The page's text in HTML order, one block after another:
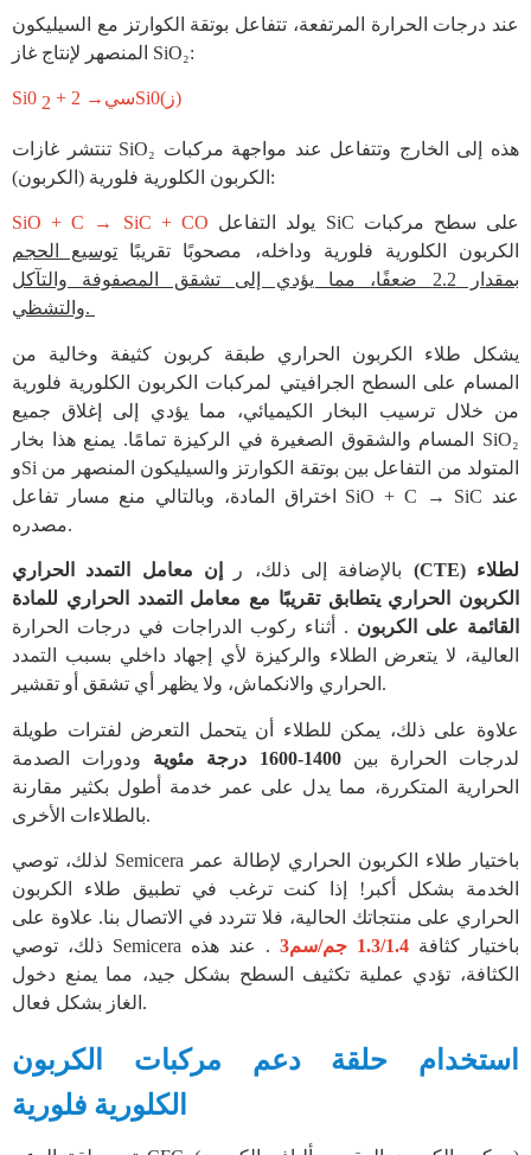
عند درجات الحرارة المرتفعة، تتفاعل بوتقة الكوارتز مع السيليكون
المنصهر لإنتاج غاز SiO₂:
Si0 2 + سي→ 2Si0(ز)
تنتشر غازات SiO₂ هذه إلى الخارج وتتفاعل عند مواجهة مركبات
الكربون الكلورية فلورية (الكربون):
SiO + C → SiC + CO
الكربون الكلورية فلورية وداخله، مصحوبًا تقريبًا توسيع الحجم
بمقدار 2.2 ضعفًا، مما يؤدي إلى تشقق المصفوفة والتآكل
والتشظي.
يشكل طلاء الكربون الحراري طبقة كربون كثيفة وخالية من
المسام على السطح الجرافيتي لمركبات الكربون الكلورية فلورية
من خلال ترسيب البخار الكيميائي، مما يؤدي إلى إغلاق جميع
المسام والشقوق الصغيرة في الركيزة تمامًا. يمنع هذا بخار SiO₂
وSi المتولد من التفاعل بين بوتقة الكوارتز والسيليكون المنصهر من
اختراق المادة، وبالتالي منع مسار تفاعل SiO + C → SiC عند
مصدره.
بالإضافة إلى ذلك، ر
إن معامل التمدد الحراري (CTE) لطلاء
الكربون الحراري يتطابق تقريبًا مع معامل التمدد الحراري للمادة
القائمة على الكربون . أثناء ركوب الدراجات في درجات الحرارة
العالية، لا يتعرض الطلاء والركيزة لأي إجهاد داخلي بسبب التمدد
الحراري والانكماش، ولا يظهر أي تشقق أو تقشير.
علاوة على ذلك، يمكن للطلاء أن يتحمل التعرض لفترات طويلة
لدرجات الحرارة بين1400-1600 درجة مئوية
ودورات الصدمة
الحرارية المتكررة، مما يدل على عمر خدمة أطول بكثير مقارنة
بالطلاءات الأخرى.
لذلك، توصي Semicera باختيار طلاء الكربون الحراري لإطالة عمر
الخدمة بشكل أكبر! إذا كنت ترغب في تطبيق طلاء الكربون
الحراري على منتجاتك الحالية، فلا تتردد في الاتصال بنا. علاوة على
ذلك، توصي Semicera باختيار كثافة 1.3/1.4 جم/سم3
. عند هذه
الكثافة، تؤدي عملية تكثيف السطح بشكل جيد، مما يمنع دخول
الغاز بشكل فعال.
استخدام حلقة دعم مركبات الكربون
الكلورية فلورية